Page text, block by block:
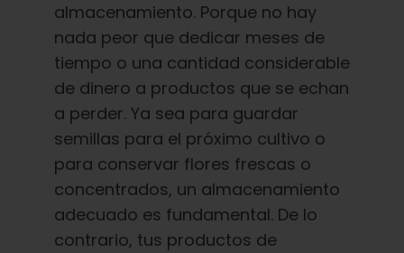
Acerca de
Caza de fenotipos
Preservación de la genética caribeña
Póngase en contacto con
almacenamiento. Porque no hay
nada peor que dedicar meses de
tiempo o una cantidad considerable
de dinero a productos que se echan
a perder. Ya sea para guardar
semillas para el próximo cultivo o
para conservar flores frescas o
concentrados, un almacenamiento
adecuado es fundamental. De lo
contrario, tus productos de